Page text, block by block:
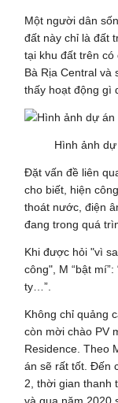
Một người dân
đất này chỉ là đất
tại khu đất trên
Bà Rịa Central và
thấy hoạt động gì
Hình ảnh
Đặt vấn đề liên
cho biết, hiện
thoát nước, điện
đang trong quá
Khi được hỏi "vì
công", M “bật
ty…”.
Không chỉ quảng
còn mời chào PV
Residence. Theo
án sẽ rất tốt. Đến
2, thời gian thanh
và qua năm 2020